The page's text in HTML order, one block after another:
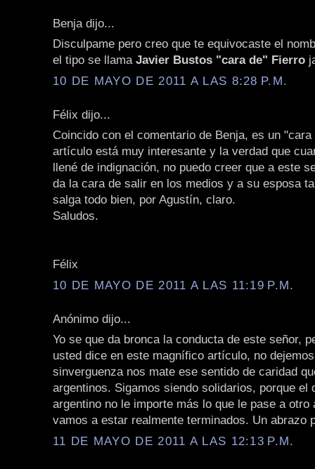
Benja dijo...
Disculpame pero creo que te equivocaste el
el tipo se llama Javier Bustos "cara de" Fierro
10 DE MAYO DE 2011 A LAS 8:28 P.M.
Félix dijo...
Coincido con el comentario de Benja, es un
artículo está muy interesante y la verdad que
llené de indignación, no puedo creer que a este
da la cara de salir en los medios y a su esposa
salga todo bien, por Agustín, claro.
Saludos.
Félix
10 DE MAYO DE 2011 A LAS 11:19 P.M.
Anónimo dijo...
Yo se que da bronca la conducta de este señor,
usted dice en este magnífico artículo, no
sinverguenza nos mate ese sentido de caridad
argentinos. Sigamos siendo solidarios, porque el
argentino no le importe más lo que le pase a otro
vamos a estar realmente terminados. Un abrazo
11 DE MAYO DE 2011 A LAS 12:13 P.M.